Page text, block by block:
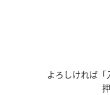
よろしければ「